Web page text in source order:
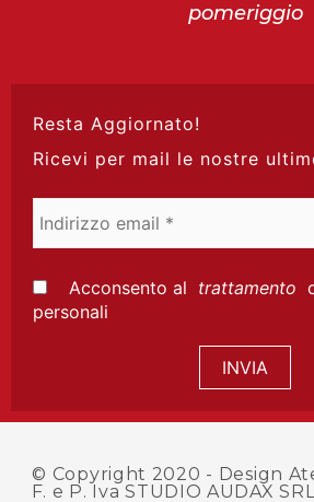
pomeriggio
Resta Aggiornato!
Ricevi per mail le nostre
email
Acconsento al trattamento
personali
© Copyright 2020 - Design
F. e P. Iva STUDIO AUDAX